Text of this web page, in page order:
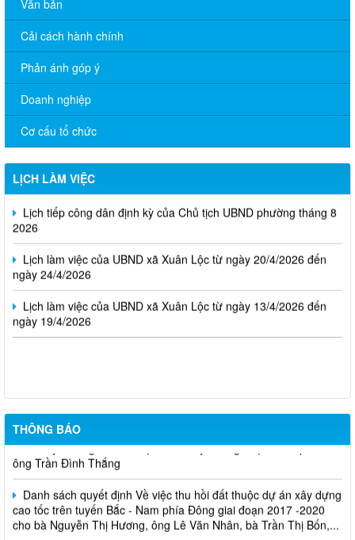
Văn bản
Cải cách hành chính
Phản ánh góp ý
Doanh nghiệp
Cơ cấu tổ chức
LỊCH LÀM VIỆC
03/8/2026 đến ngày 07/8/2026)
Lịch tiếp công dân định kỳ của Chủ tịch UBND phường tháng 8
2026
Lịch làm việc của UBND xã Xuân Lộc từ ngày 20/4/2026 đến
ngày 24/4/2026
Lịch làm việc của UBND xã Xuân Lộc từ ngày 13/4/2026 đến
ngày 19/4/2026
THÔNG BÁO
Cuộc thi trực tuyến tìm hiểu pháp luật năm 2026.
Niêm yết công khai về việc mất Giấy chứng nhận đã cấp cho
ông Trần Đình Thắng
Danh sách quyết định Về việc thu hồi đất thuộc dự án xây dựng
cao tốc trên tuyến Bắc - Nam phía Đông giai đoạn 2017 -2020
cho bà Nguyễn Thị Hương, ông Lê Văn Nhân, bà Trần Thị Bốn,...